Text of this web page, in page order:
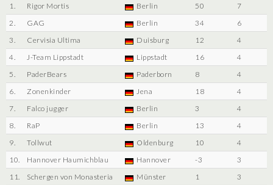
1.
Rigor Mortis Berlin 50
7
2.
GAG Berlin 34
6
3.
Cervisia Ultima Duisburg 12
4
4.
J-Team Lippstadt Lippstadt 16
4
5.
PaderBears Paderborn 8
4
6.
Zonenkinder Jena 18
4
7.
Falco jugger Berlin 3
4
8.
RaP Berlin 13
4
9.
Tollwut Oldenburg 10
4
10.
Hannover Haumichblau Hannover -3
3
11.
Schergen von Monasteria Münster 1
3